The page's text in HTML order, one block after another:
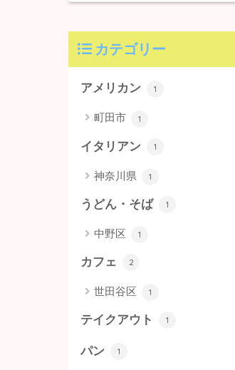
カテゴリー
アメリカン 1
町田市 1
イタリアン 1
神奈川県 1
うどん・そば 1
中野区 1
カフェ 2
世田谷区 1
テイクアウト 1
パン 1